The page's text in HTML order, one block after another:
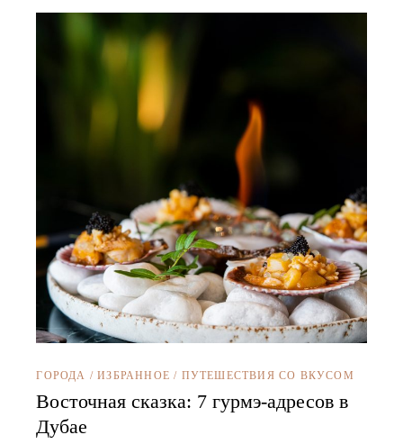
ГОРОДА /ИЗБРАННОЕ / ПУТЕШЕСТВИЯ СО ВКУСОМ
Восточная сказка: 7 гурмэ-адресов в
Дубае